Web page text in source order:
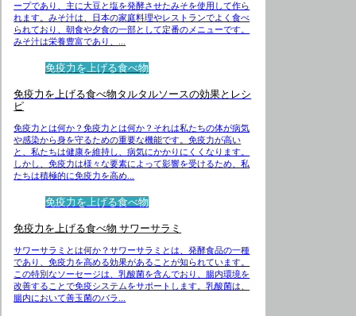
ープであり、主に大豆と塩を発酵させたみそを使用して作ら
れます。みそ汁は、日本の家庭料理やレストランでよく食べ
られており、朝食や夕食の一部として定番のメニューです。
みそ汁は栄養豊富であり、...
免疫力を上げる食べ物
免疫力を上げる食べ物タルタルソースの効果とレシ
ピ
免疫力とは何か？免疫力とは何か？それは私たちの体が病気
や感染から身を守るための重要な機能です。免疫力が高い
と、私たちは健康を維持し、病気にかかりにくくなります。
しかし、免疫力は様々な要素によって影響を受けるため、私
たちは積極的に免疫力を高め...
免疫力を上げる食べ物
免疫力を上げる食べ物 サワーサラミ
サワーサラミとは何か？サワーサラミとは、発酵食品の一種
であり、免疫力を高める効果があることが知られています。
この特別なソーセージは、乳酸菌を含んでおり、腸内環境を
改善することで免疫システムをサポートします。乳酸菌は、
腸内において善玉菌のバラ...